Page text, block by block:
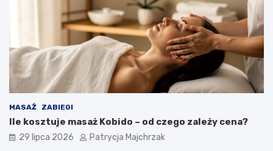
MASAŻ ZABIEGI
Ile kosztuje masaż Kobido – od czego zależy cena?
29 lipca 2026 Patrycja Majchrzak